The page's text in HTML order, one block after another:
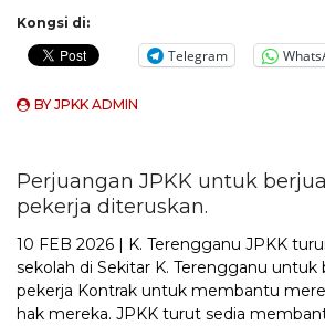
Kongsi di:
Telegram
BYJPKK ADMIN
Perjuangan JPKK untuk
pekerja diteruskan.
10 FEB 2026 | K. Terengganu JPKK
sekolah di Sekitar K. Terengganu untuk
pekerja Kontrak untuk membantu
hak mereka. JPKK turut sedia